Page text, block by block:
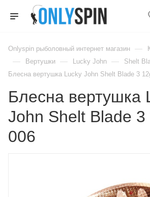
Onlyspin рыболовный интернет магазин —
— Вертушки — Lucky John — Shelt
Блесна вертушка Lucky John Shelt Blade 3
Блесна вертушка
John Shelt Blade 3
006